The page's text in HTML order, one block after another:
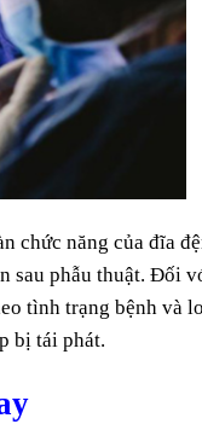
chức năng của đĩa
sau phẫu thuật. Đối
tình trạng bệnh và
bị tái phát.